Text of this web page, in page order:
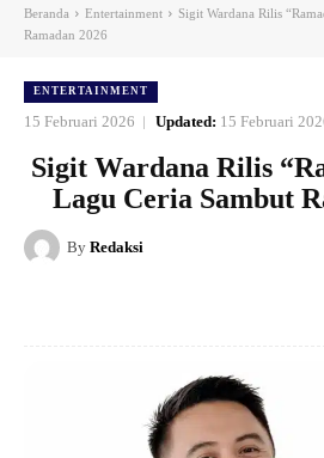
Beranda Entertainment
Sigit Wardana Rilis
Ramadan 2026
ENTERTAINMENT
15 Februari 2026 Updated: 15 Februari
Sigit Wardana Rilis
Lagu Ceria Sambut
By Redaksi